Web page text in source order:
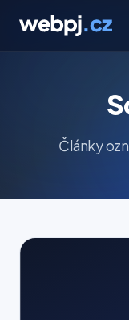
Články